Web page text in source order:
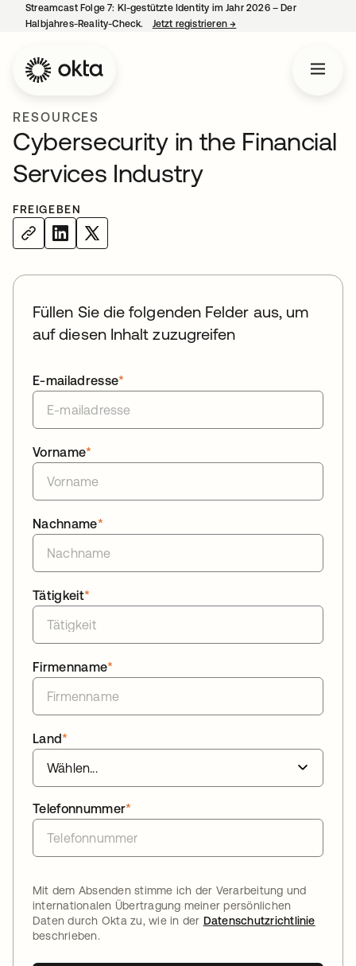
Streamcast Folge 7: KI-gestützte Identity im Jahr 2026 – Der
Halbjahres-Reality-Check.
Jetzt registrieren→
RESOURCES
Cybersecurity in the Financial
Services Industry
FREIGEBEN
Füllen Sie die folgenden Felder aus, um
auf diesen Inhalt zuzugreifen
*
E-mailadresse
*
Vorname
*
Nachname
*
Tätigkeit
*
Firmenname
*
Land
*
Telefonnummer
Mit dem Absenden stimme ich der Verarbeitung und
internationalen Übertragung meiner persönlichen
Daten durch Okta zu, wie in der Datenschutzrichtlinie
beschrieben.